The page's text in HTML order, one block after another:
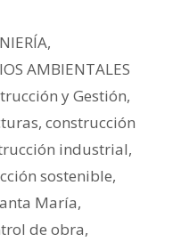
AMBIENTALES
y Gestión,
, construcción
industrial,
sostenible,
María,
de obra,